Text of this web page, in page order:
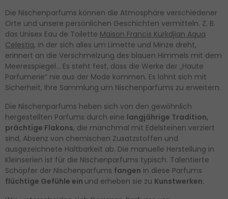
Die Nischenparfums können die Atmosphäre verschiedener
Orte und unsere persönlichen Geschichten vermitteln. Z. B.
das Unisex Eau de Toilette Maison Francis Kurkdjian Aqua
Celestia, in der sich alles um Limette und Minze dreht,
erinnert an die Verschmelzung des blauen Himmels mit dem
Meeresspiegel… Es steht fest, dass die Werke der „Haute
Parfumerie“ nie aus der Mode kommen. Es lohnt sich mit
Sicherheit, Ihre Sammlung um Nischenparfums zu erweitern.
Die Nischenparfums heben sich von den gewöhnlich
hergestellten Parfums durch eine langjährige Tradition,
prächtige Flakons, die manchmal mit Edelsteinen verziert
sind, Absenz von chemischen Zusatzstoffen und
ausgezeichnete Haltbarkeit ab. Die manuelle Herstellung in
Kleinserien ist für die Nischenparfums typisch. Talentierte
Schöpfer der Nischenparfums fangen in diese Parfums
flüchtige Gefühle ein und erheben sie zu Kunstwerken.